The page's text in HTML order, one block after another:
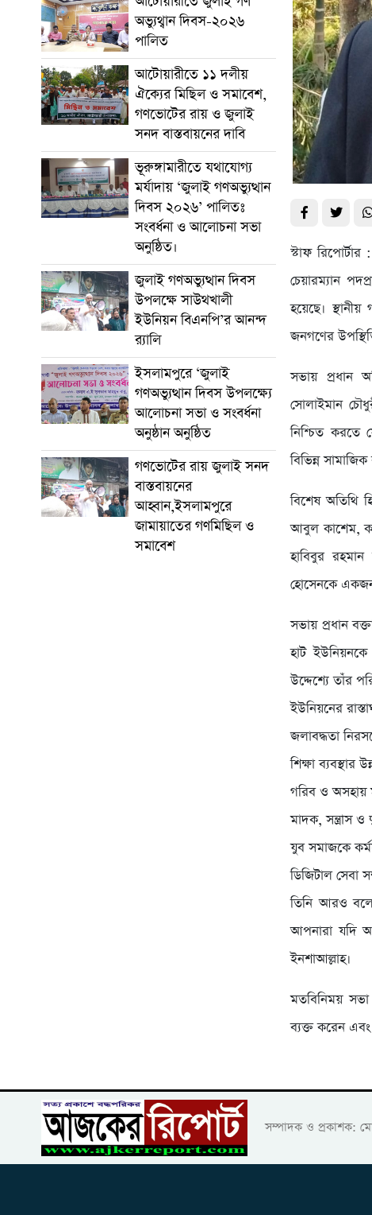
অভ্যুথ্বান দিবস-২০২৬
পালিত
আটোয়ারীতে ১১ দলীয়
ঐক্যের মিছিল ও সমাবেশ,
গণভোটের রায় ও জুলাই
সনদ বাস্তবায়নের দাবি
ভূরুঙ্গামারীতে যথাযোগ্য
মর্যাদায় ‘জুলাই গণঅভ্যুত্থান
দিবস ২০২৬’ পালিতঃ
সংবর্ধনা ও আলোচনা সভা
অনুষ্ঠিত।
জুলাই গণঅভ্যুত্থান দিবস
উপলক্ষে সাউথখালী
ইউনিয়ন বিএনপি’র আনন্দ
র‍্যালি
ইসলামপুরে ‘জুলাই
গণঅভ্যুত্থান দিবস উপলক্ষ্যে
আলোচনা সভা ও সংবর্ধনা
অনুষ্ঠান অনুষ্ঠিত
গণভোটের রায় জুলাই সনদ
বাস্তবায়নের
আহ্বান,ইসলামপুরে
জামায়াতের গণমিছিল ও
সমাবেশ
স্টাফ
চেয়ারম্যান
হয়েছে।
জনগণের
সভায় প্রধান
সোলাইমান
নিশ্চিত করতে
বিভিন্ন
বিশেষ অতিথি
আবুল কাশেম,
হাবিবুর
হোসেনকে একজন
সভায় প্রধান
হাট
উদ্দেশ্যে তাঁর
ইউনিয়নের
জলাবদ্ধতা
শিক্ষা
গরিব ও অসহায়
মাদক, সন্ত্রাস ও
যুব সমাজকে
ডিজিটাল সেবা
তিনি আরও
আপনারা যদি
ইনশাআল্লাহ।
মতবিনিময় সভা
ব্যক্ত করেন
সম্পাদক ও প্রকাশক: